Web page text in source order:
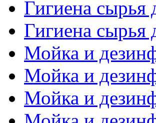
Гигиена сырья
Гигиена сырья
Мойка и
Мойка и
Мойка и